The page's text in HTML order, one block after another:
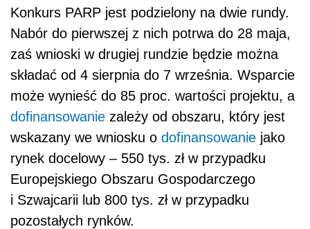
Konkurs PARP jest podzielony na dwie rundy.
Nabór do pierwszej z nich potrwa do 28 maja,
zaś wnioski w drugiej rundzie będzie można
składać od 4 sierpnia do 7 września. Wsparcie
może wynieść do 85 proc. wartości projektu, a
dofinansowanie zależy od obszaru, który jest
wskazany we wniosku o dofinansowanie jako
rynek docelowy – 550 tys. zł w przypadku
Europejskiego Obszaru Gospodarczego
i Szwajcarii lub 800 tys. zł w przypadku
pozostałych rynków.